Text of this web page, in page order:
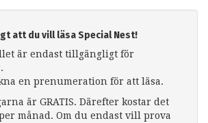
att du vill läsa Special Nest!
är endast tillgängligt för
en prenumeration för att läsa.
är GRATIS. Därefter kostar det
månad. Om du endast vill prova